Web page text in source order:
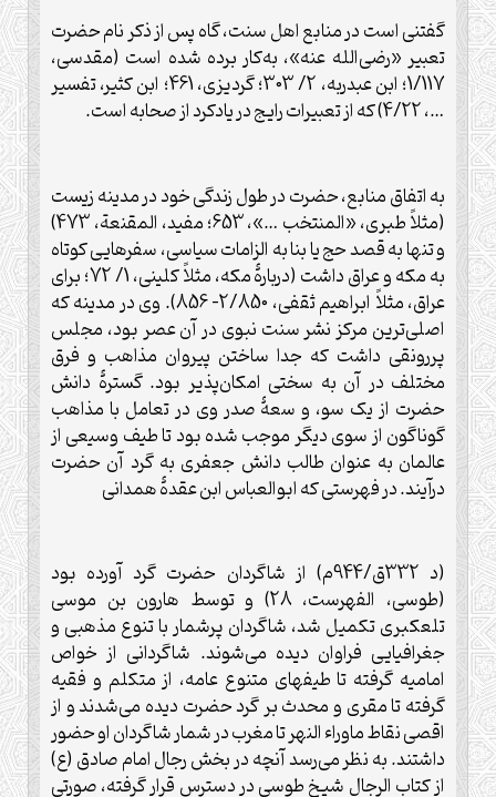
گفتنی است در منابع اهل سنت، گاه پس از ذکر نام حضرت
تعبير «رضی‌الله عنه»، به‌کار برده شده است (مقدسی،
1/117؛ ابن عبدربه، 2/ 303؛ گرديزی، 461؛ ابن کثير، تفسير
…، 4/22) که از تعبيرات رايج در يادکرد از صحابه است.
به اتفاق منابع، حضرت در طول زندگی خود در مدينه زيست
(مثلاً طبری، «المنتخب …»، 653؛ مفيد، المقنعة، 473)
و تنها به قصد حج يا بنا به الزامات سياسی، سفرهايی کوتاه
به مکه و عراق داشت (در‌بارۀ مکه، مثلاً کلينی، 1/ 72؛ برای
عراق، مثلاً ابراهیم ثقفی، 2/850- 856). وی در مدينه که
اصلی‌ترين مرکز نشر سنت نبوی در آن عصر بود، مجلس
پررونقی داشت که جدا ساختن پيروان مذاهب و فرق
مختلف در آن به سختی امکان‌پذير بود. گسترۀ دانش
حضرت از يک سو، و سعۀ صدر وی در تعامل با مذاهب
گوناگون از سوی ديگر موجب شده بود تا طيف وسيعی از
عالمان به عنوان طالب دانش جعفری به گرد آن حضرت
درآيند. در فهرستی که ابوالعباس ابن عقدۀ همدانی
(د 332ق/944م) از شاگردان حضرت گرد آورده بود
(طوسی، الفهرست، 28) و توسط هارون بن موسى
تلعکبری تکميل شد، شاگردان پرشمار با تنوع مذهبی و
جغرافيايی فراوان ديده می‌شوند. شاگردانی از خواص
اماميه گرفته تا طيفهای متنوع عامه، از متکلم و فقيه
گرفته تا مقری و محدث بر گرد حضرت ديده می‌شدند و از
اقصى نقاط ماوراء النهر تا مغرب در شمار شاگردان او حضور
داشتند. به نظر می‌رسد آنچه در بخش رجال امام صادق (ع)
از کتاب الرجال شيخ طوسی در دسترس قرار گرفته، صورتی